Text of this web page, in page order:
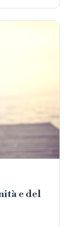
e del